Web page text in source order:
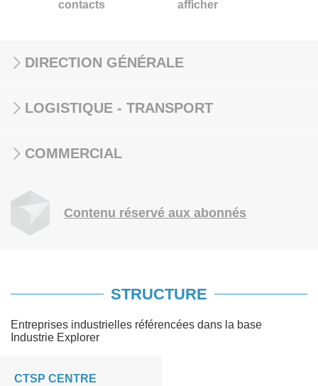
contacts afficher
DIRECTION GÉNÉRALE
LOGISTIQUE - TRANSPORT
COMMERCIAL
Contenu réservé aux abonnés
STRUCTURE
Entreprises industrielles référencées dans la base
Industrie Explorer
CTSP CENTRE